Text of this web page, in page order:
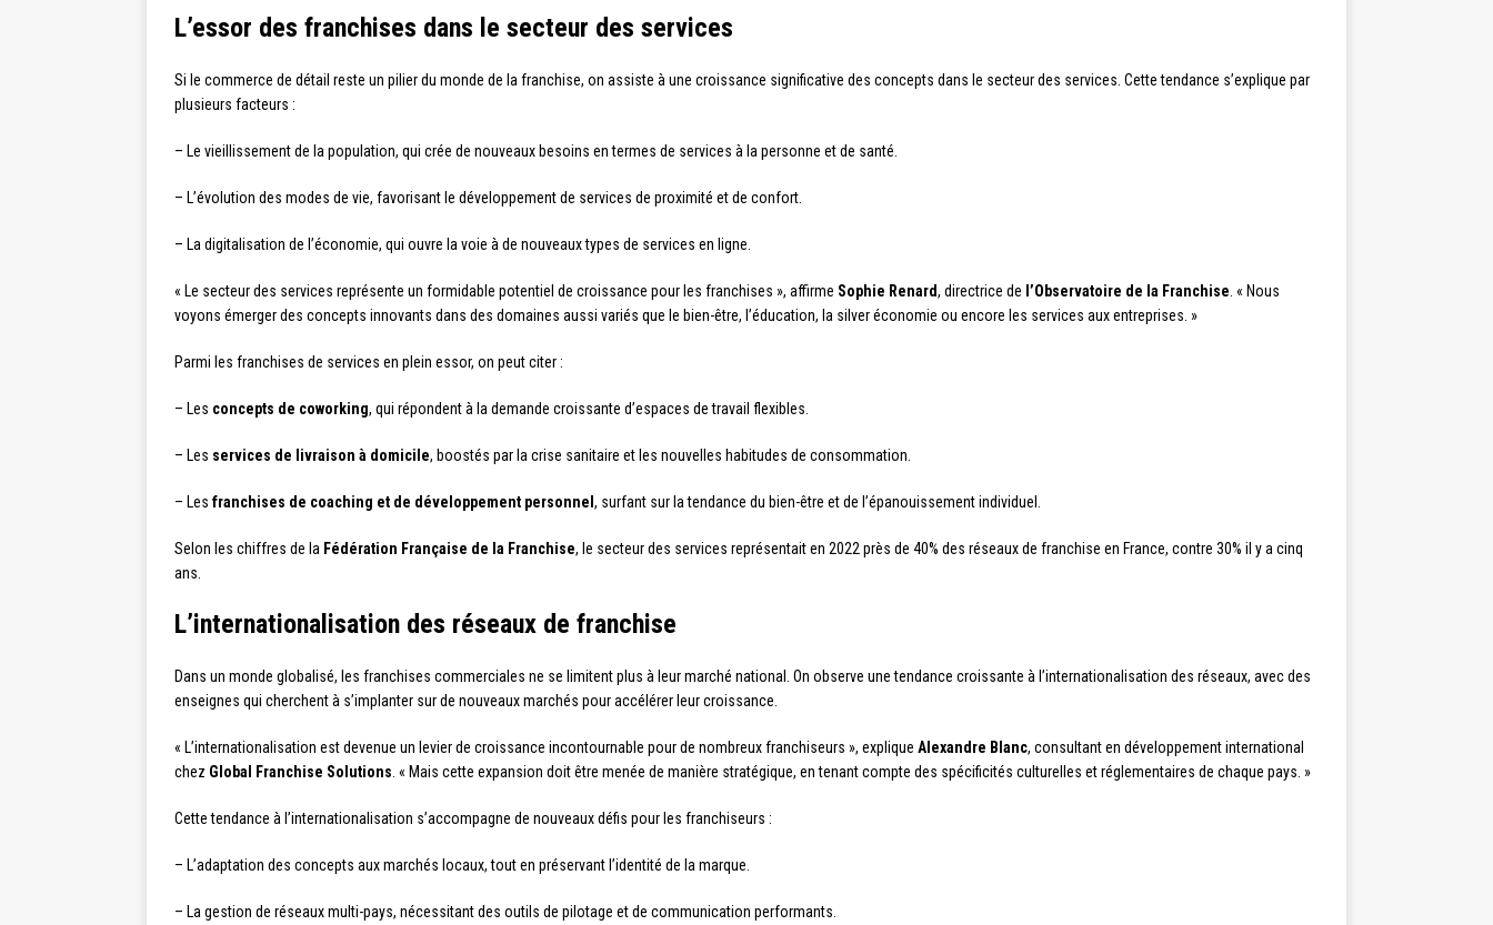
L’essor des franchises dans le secteur des services
Si le commerce de détail reste un pilier du monde de la franchise, on assiste à une croissance significative des concepts dans le secteur des services. Cette tendance s’explique par
plusieurs facteurs :
– Le vieillissement de la population, qui crée de nouveaux besoins en termes de services à la personne et de santé.
– L’évolution des modes de vie, favorisant le développement de services de proximité et de confort.
– La digitalisation de l’économie, qui ouvre la voie à de nouveaux types de services en ligne.
« Le secteur des services représente un formidable potentiel de croissance pour les franchises », affirme Sophie Renard, directrice de l’Observatoire de la Franchise . « Nous
voyons émerger des concepts innovants dans des domaines aussi variés que le bien-être, l’éducation, la silver économie ou encore les services aux entreprises. »
Parmi les franchises de services en plein essor, on peut citer :
– Les concepts de coworking, qui répondent à la demande croissante d’espaces de travail flexibles.
– Les services de livraison à domicile, boostés par la crise sanitaire et les nouvelles habitudes de consommation.
– Les franchises de coaching et de développement personnel , surfant sur la tendance du bien-être et de l’épanouissement individuel.
Selon les chiffres de la Fédération Française de la Franchise, le secteur des services représentait en 2022 près de 40% des réseaux de franchise en France, contre 30% il y a cinq
ans.
L’internationalisation des réseaux de franchise
Dans un monde globalisé, les franchises commerciales ne se limitent plus à leur marché national. On observe une tendance croissante à l’internationalisation des réseaux, avec des
enseignes qui cherchent à s’implanter sur de nouveaux marchés pour accélérer leur croissance.
« L’internationalisation est devenue un levier de croissance incontournable pour de nombreux franchiseurs », explique Alexandre Blanc, consultant en développement international
chez Global Franchise Solutions . « Mais cette expansion doit être menée de manière stratégique, en tenant compte des spécificités culturelles et réglementaires de chaque pays. »
Cette tendance à l’internationalisation s’accompagne de nouveaux défis pour les franchiseurs :
– L’adaptation des concepts aux marchés locaux, tout en préservant l’identité de la marque.
– La gestion de réseaux multi-pays, nécessitant des outils de pilotage et de communication performants.